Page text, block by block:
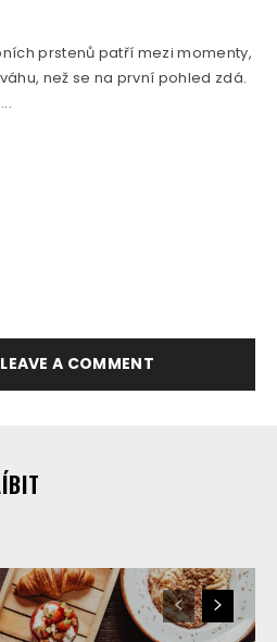
prstenů patří mezi momenty,
než se na první pohled zdá.
A COMMENT